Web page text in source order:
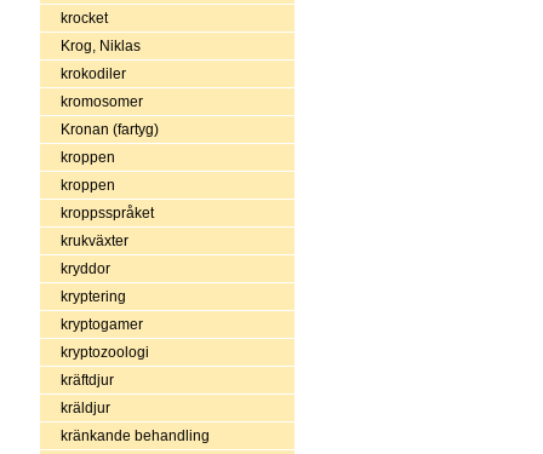
krocket
Krog, Niklas
krokodiler
kromosomer
Kronan (fartyg)
kroppen
kroppen
kroppsspråket
krukväxter
kryddor
kryptering
kryptogamer
kryptozoologi
kräftdjur
kräldjur
kränkande behandling